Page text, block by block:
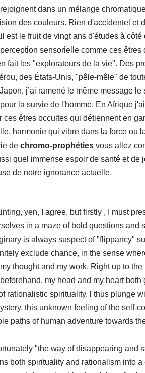
dans un mélange
des couleurs. Rien d'accidentel et
est le fruit de vingt ans d'études à
sensorielle comme ces êtres
fait les "explorateurs de la vie". Des
des États-Unis, "pêle-mêle" de
j’ai ramené le même message
la survie de l'homme. En Afrique
ces êtres occultes qui détiennent en
harmonie qui vibre dans la force ou
de chromo-prophéties vous allez
quel immense espoir de santé et de
de notre ignorance actuelle.
yen, I agree, but firstly , I must
in a maze of bold questions and
is always suspect of "flippancy"
exclude chance, in the sense
thought and my work. Right up to
my head and my heart
rationalistic spirituality. l thus plunge
this unknown feeling of the self-
paths of human adventure towards
"the way of disappearing and
both spirituality and rationalism into